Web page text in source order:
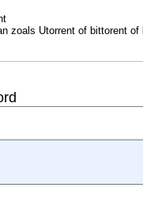
zoals Utorrent of bittorent of